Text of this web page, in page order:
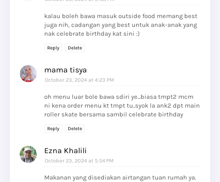
kalau boleh bawa masuk outside food memang best
juga nih, cadangan yang best untuk anak-anak yang
nak celebrate birthday kat sini :)
Reply Delete
mama tisya
October 23, 2024 at 4:23 PM
oh menu luar bole bawa sdiri ye...biasa tmpt2 mcm
ni kena order menu kt tmpt tu..syok la ank2 dpt main
roller skate bersama sambil celebrate birthday
Reply Delete
Ezna Khalili
October 23, 2024 at 5:54 PM
Makanan yang disediakan airtangan tuan rumah ya.